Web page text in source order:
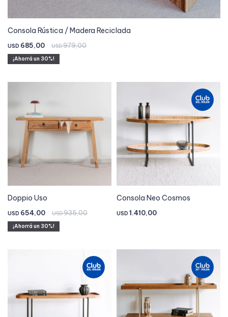
Consola Rústica / Madera Reciclada
USD 685,00 USD979,00
30
Doppio Uso
USD 654,00 USD935,00
30
Consola Neo Cosmos
USD 1.410,00